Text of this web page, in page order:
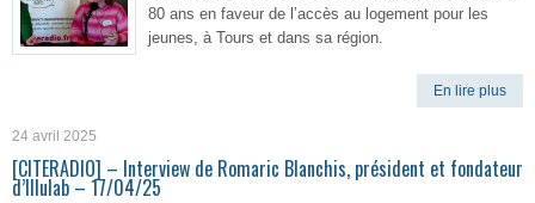
80 ans en faveur de l’accès au logement pour les
jeunes, à Tours et dans sa région.
En lire plus
24 avril 2025
[CITERADIO] – Interview de Romaric Blanchis, président et fondateur
d’Illulab – 17/04/25